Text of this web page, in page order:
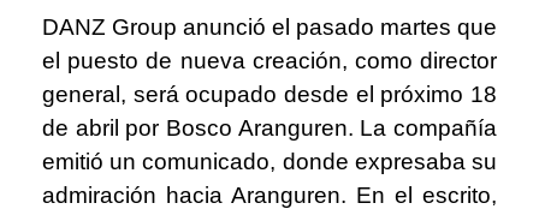
DANZ Group anunció el pasado martes que
el puesto de nueva creación, como director
general, será ocupado desde el próximo 18
de abril por Bosco Aranguren. La compañía
emitió un comunicado, donde expresaba su
admiración hacia Aranguren. En el escrito,